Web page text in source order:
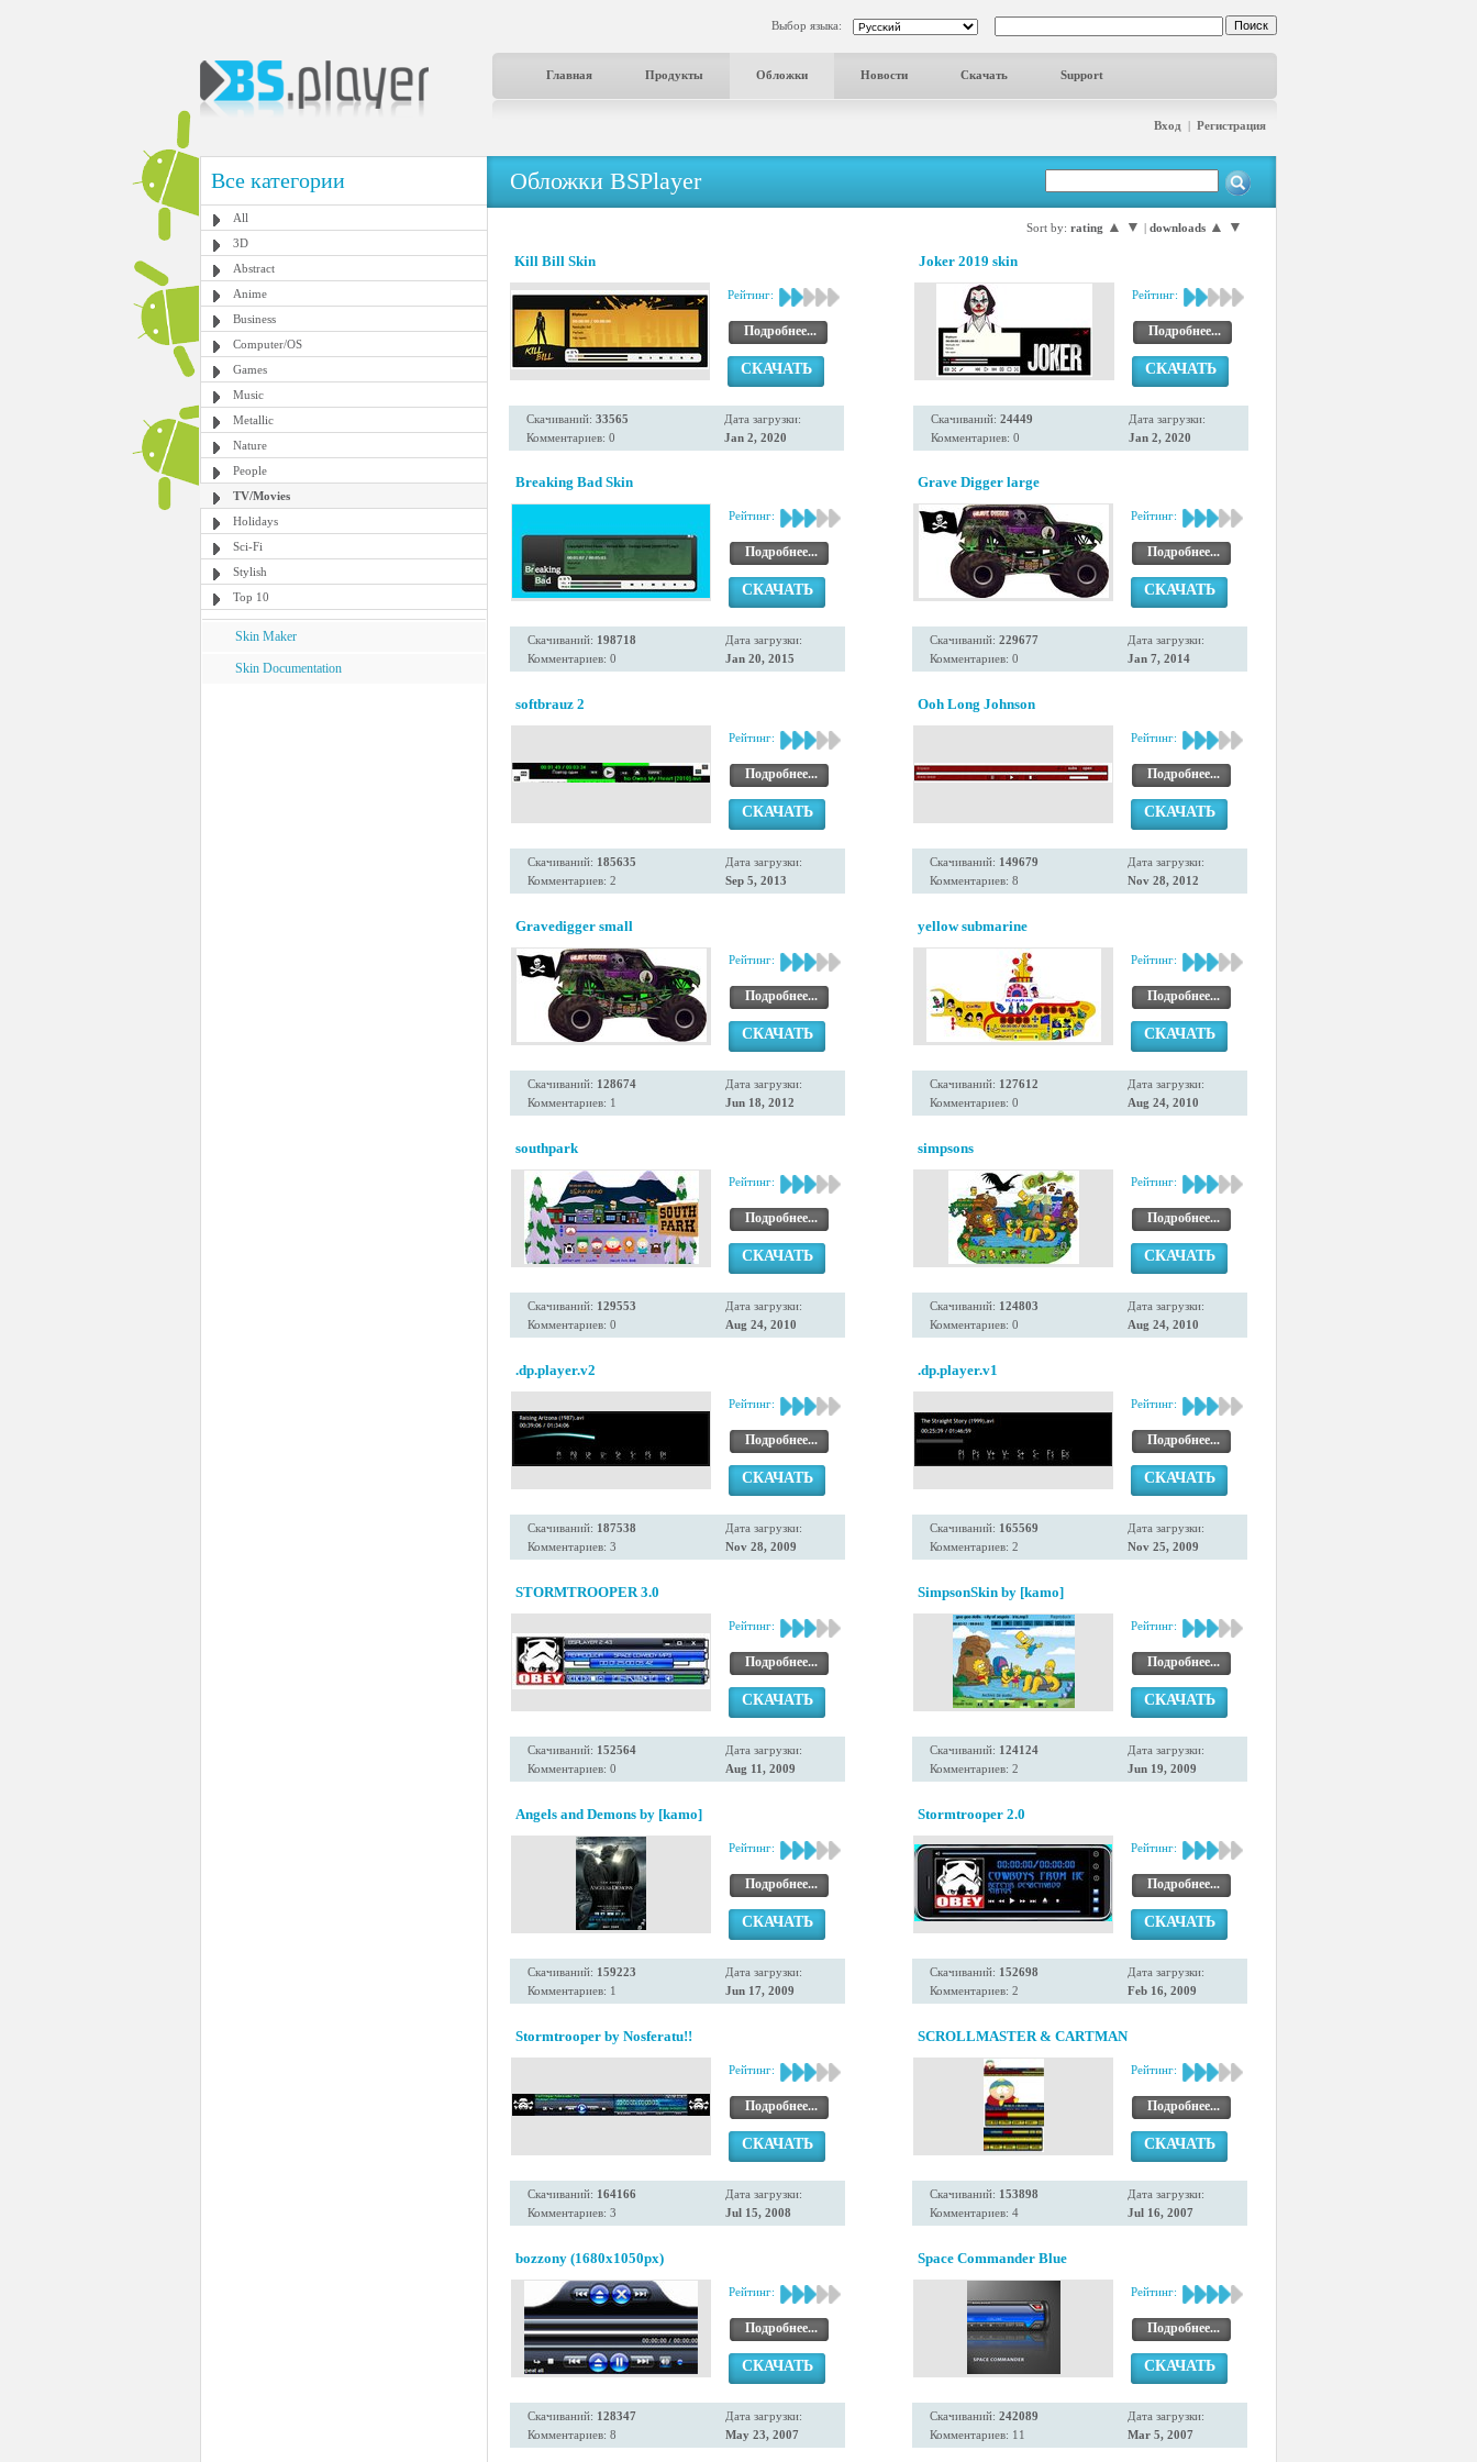
Выбор языка:
Главная Продукты Обложки Новости Скачать Support
Вход | Регистрация
Все категории
All
3D
Abstract
Anime
Business
Computer/OS
Games
Music
Metallic
Nature
People
TV/Movies
Holidays
Sci-Fi
Stylish
Top 10
Skin Maker
Skin Documentation
Обложки BSPlayer
Sort by: rating ▲ ▼ | downloads ▲ ▼
Kill Bill Skin
Рейтинг:
Подробнее...
СКАЧАТЬ
Скачиваний: 33565
Комментариев: 0
Дата загрузки:
Jan 2, 2020
Joker 2019 skin
Рейтинг:
Подробнее...
СКАЧАТЬ
Скачиваний: 24449
Комментариев: 0
Дата загрузки:
Jan 2, 2020
Breaking Bad Skin
Рейтинг:
Подробнее...
СКАЧАТЬ
Скачиваний: 198718
Комментариев: 0
Дата загрузки:
Jan 20, 2015
Grave Digger large
Рейтинг:
Подробнее...
СКАЧАТЬ
Скачиваний: 229677
Комментариев: 0
Дата загрузки:
Jan 7, 2014
softbrauz 2
Рейтинг:
Подробнее...
СКАЧАТЬ
Скачиваний: 185635
Комментариев: 2
Дата загрузки:
Sep 5, 2013
Ooh Long Johnson
Рейтинг:
Подробнее...
СКАЧАТЬ
Скачиваний: 149679
Комментариев: 8
Дата загрузки:
Nov 28, 2012
Gravedigger small
Рейтинг:
Подробнее...
СКАЧАТЬ
Скачиваний: 128674
Комментариев: 1
Дата загрузки:
Jun 18, 2012
yellow submarine
Рейтинг:
Подробнее...
СКАЧАТЬ
Скачиваний: 127612
Комментариев: 0
Дата загрузки:
Aug 24, 2010
southpark
Рейтинг:
Подробнее...
СКАЧАТЬ
Скачиваний: 129553
Комментариев: 0
Дата загрузки:
Aug 24, 2010
simpsons
Рейтинг:
Подробнее...
СКАЧАТЬ
Скачиваний: 124803
Комментариев: 0
Дата загрузки:
Aug 24, 2010
.dp.player.v2
Рейтинг:
Подробнее...
СКАЧАТЬ
Скачиваний: 187538
Комментариев: 3
Дата загрузки:
Nov 28, 2009
.dp.player.v1
Рейтинг:
Подробнее...
СКАЧАТЬ
Скачиваний: 165569
Комментариев: 2
Дата загрузки:
Nov 25, 2009
STORMTROOPER 3.0
Рейтинг:
Подробнее...
СКАЧАТЬ
Скачиваний: 152564
Комментариев: 0
Дата загрузки:
Aug 11, 2009
SimpsonSkin by [kamo]
Рейтинг:
Подробнее...
СКАЧАТЬ
Скачиваний: 124124
Комментариев: 2
Дата загрузки:
Jun 19, 2009
Angels and Demons by [kamo]
Рейтинг:
Подробнее...
СКАЧАТЬ
Скачиваний: 159223
Комментариев: 1
Дата загрузки:
Jun 17, 2009
Stormtrooper 2.0
Рейтинг:
Подробнее...
СКАЧАТЬ
Скачиваний: 152698
Комментариев: 2
Дата загрузки:
Feb 16, 2009
Stormtrooper by Nosferatu!!
Рейтинг:
Подробнее...
СКАЧАТЬ
Скачиваний: 164166
Комментариев: 3
Дата загрузки:
Jul 15, 2008
SCROLLMASTER & CARTMAN
Рейтинг:
Подробнее...
СКАЧАТЬ
Скачиваний: 153898
Комментариев: 4
Дата загрузки:
Jul 16, 2007
bozzony (1680x1050px)
Рейтинг:
Подробнее...
СКАЧАТЬ
Скачиваний: 128347
Комментариев: 8
Дата загрузки:
May 23, 2007
Space Commander Blue
Рейтинг:
Подробнее...
СКАЧАТЬ
Скачиваний: 242089
Комментариев: 11
Дата загрузки:
Mar 5, 2007